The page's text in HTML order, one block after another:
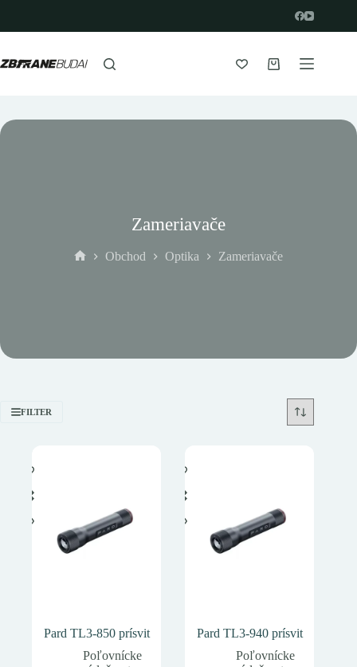
obsah
Nákupný
Zameriavače
Obchod Optika Zameriavače
FILTER
Pard TL3-850 prísvit
Poľovnícke
Pard TL3-940 prísvit
Poľovnícke